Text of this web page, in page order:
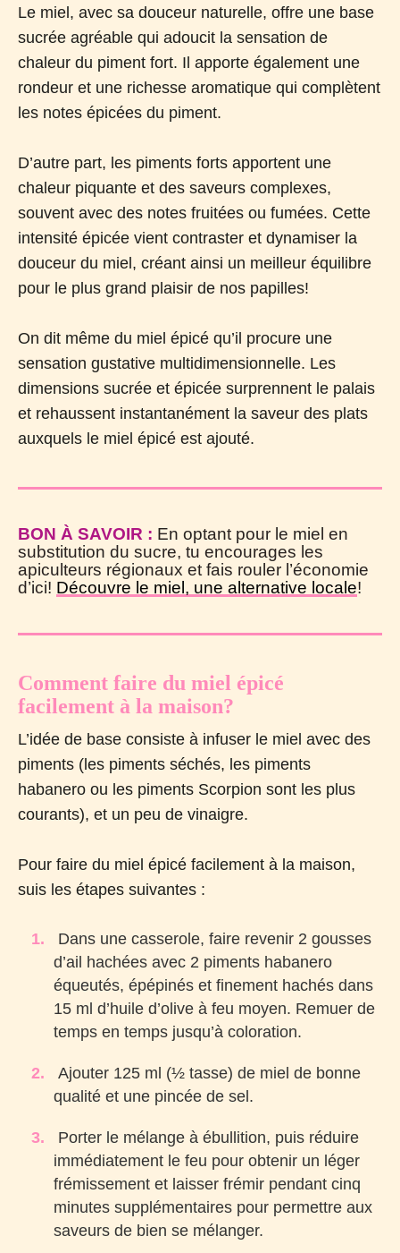
Le miel, avec sa douceur naturelle, offre une base
sucrée agréable qui adoucit la sensation de
chaleur du piment fort. Il apporte également une
rondeur et une richesse aromatique qui complètent
les notes épicées du piment.
D’autre part, les piments forts apportent une
chaleur piquante et des saveurs complexes,
souvent avec des notes fruitées ou fumées. Cette
intensité épicée vient contraster et dynamiser la
douceur du miel, créant ainsi un meilleur équilibre
pour le plus grand plaisir de nos papilles!
On dit même du miel épicé qu’il procure une
sensation gustative multidimensionnelle. Les
dimensions sucrée et épicée surprennent le palais
et rehaussent instantanément la saveur des plats
auxquels le miel épicé est ajouté.
BON À SAVOIR : En optant pour le miel en
substitution du sucre, tu encourages les
apiculteurs régionaux et fais rouler l’économie
d’ici! Découvre le miel, une alternative locale!
Comment faire du miel épicé
facilement à la maison?
L’idée de base consiste à infuser le miel avec des
piments (les piments séchés, les piments
habanero ou les piments Scorpion sont les plus
courants), et un peu de vinaigre.
Pour faire du miel épicé facilement à la maison,
suis les étapes suivantes :
Dans une casserole, faire revenir 2 gousses
d’ail hachées avec 2 piments habanero
équeutés, épépinés et finement hachés dans
15 ml d’huile d’olive à feu moyen. Remuer de
temps en temps jusqu’à coloration.
Ajouter 125 ml (½ tasse) de miel de bonne
qualité et une pincée de sel.
Porter le mélange à ébullition, puis réduire
immédiatement le feu pour obtenir un léger
frémissement et laisser frémir pendant cinq
minutes supplémentaires pour permettre aux
saveurs de bien se mélanger.